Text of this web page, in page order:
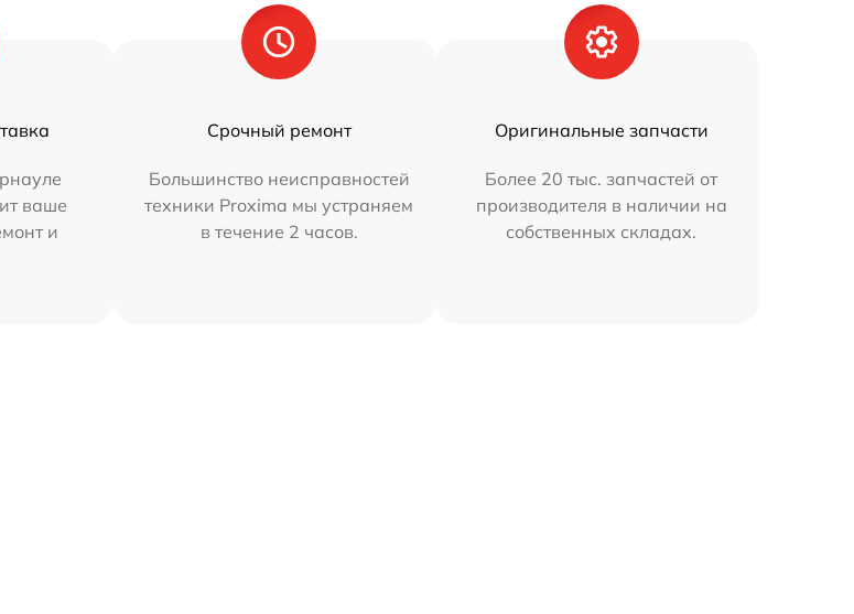
ваше
и
Срочный ремонт
Большинство неисправностей
техники Proxima мы устраняем
в течение 2 часов.
Оригинальные запчасти
Более 20 тыс. запчастей от
производителя в наличии на
собственных складах.